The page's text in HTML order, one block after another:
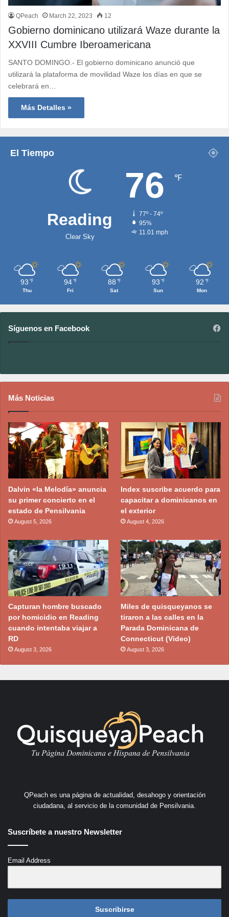
QPeach March 22, 2023 12
Gobierno dominicano utilizará Waze durante la
XXVIII Cumbre Iberoamericana
SANTO DOMINGO.- El gobierno dominicano anunció que
utilizará la plataforma de movilidad Waze los días en que se
celebrará en…
Más Detalles »
El Tiempo
Reading
Clear Sky
76 ℉
77º - 74º
95%
11.01 mph
93 ℉
Thu
94 ℉
Fri
88 ℉
Sat
93 ℉
Sun
92 ℉
Mon
Síguenos en Facebook
Más Noticias
Dalvin «la Melodía» anuncia
su primer concierto en el
estado de Pensilvania
August 5, 2026
Index suscribe acuerdo para
capacitar a dominicanos en
el exterior
August 4, 2026
Capturan hombre buscado
por homicidio en Reading
cuando intentaba viajar a
RD
August 3, 2026
Miles de quisqueyanos se
tiraron a las calles en la
Parada Dominicana de
Connecticut (Video)
August 3, 2026
QPeach es una página de actualidad, desahogo y orientación
ciudadana, al servicio de la comunidad de Pensilvania.
Suscríbete a nuestro Newsletter
Email Address
Suscribirse